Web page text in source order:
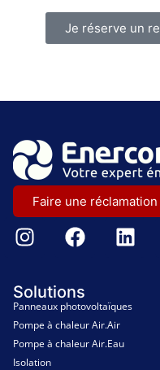
Je réserve un
Faire une réclamation
Solutions
Panneaux photovoltaïques
Pompe à chaleur Air.Air
Pompe à chaleur Air.Eau
Isolation